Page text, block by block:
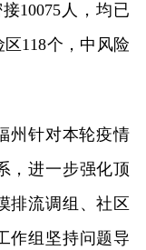
10075人，均已
118个，中风险
州针对本轮疫情
，进一步强化顶
排流调组、社区
作组坚持问题导